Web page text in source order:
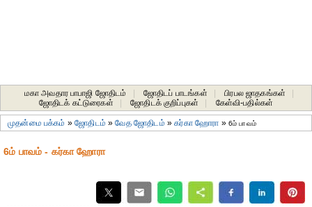
மகா அவதார பாபாஜி ஜோதிடம் ஜோதிடப் பாடங்கள் பிரபல ஜாதகங்கள்
ஜோதிடக் கட்டுரைகள்
ஜோதிடக் குறிப்புகள் கேள்வி-பதில்கள்
முதன்மை பக்கம் »ஜோதிடம் »வேத ஜோதிடம் »கர்கா ஹோரா » 6ம் பாவம்
6ம் பாவம் - கர்கா ஹோரா